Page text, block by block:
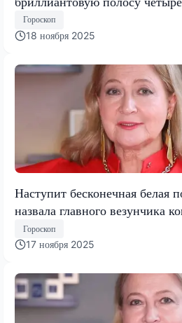
Гороскоп
18 ноября 2025
Наступит бесконечная белая
назвала главного везунчика
Гороскоп
17 ноября 2025